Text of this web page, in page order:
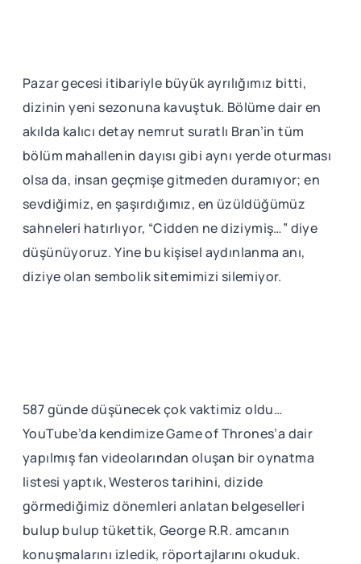
Pazar gecesi itibariyle büyük ayrılığımız bitti,
dizinin yeni sezonuna kavuştuk. Bölüme dair en
akılda kalıcı detay nemrut suratlı Bran’in tüm
bölüm mahallenin dayısı gibi aynı yerde oturması
olsa da, insan geçmişe gitmeden duramıyor; en
sevdiğimiz, en şaşırdığımız, en üzüldüğümüz
sahneleri hatırlıyor, “Cidden ne diziymiş…” diye
düşünüyoruz. Yine bu kişisel aydınlanma anı,
diziye olan sembolik sitemimizi silemiyor.
587 günde düşünecek çok vaktimiz oldu…
YouTube’da kendimize Game of Thrones’a dair
yapılmış fan videolarından oluşan bir oynatma
listesi yaptık, Westeros tarihini, dizide
görmediğimiz dönemleri anlatan belgeselleri
bulup bulup tükettik, George R.R. amcanın
konuşmalarını izledik, röportajlarını okuduk.